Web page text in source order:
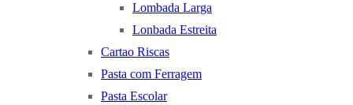
Lombada Larga
Lonbada Estreita
Cartao Riscas
Pasta com Ferragem
Pasta Escolar